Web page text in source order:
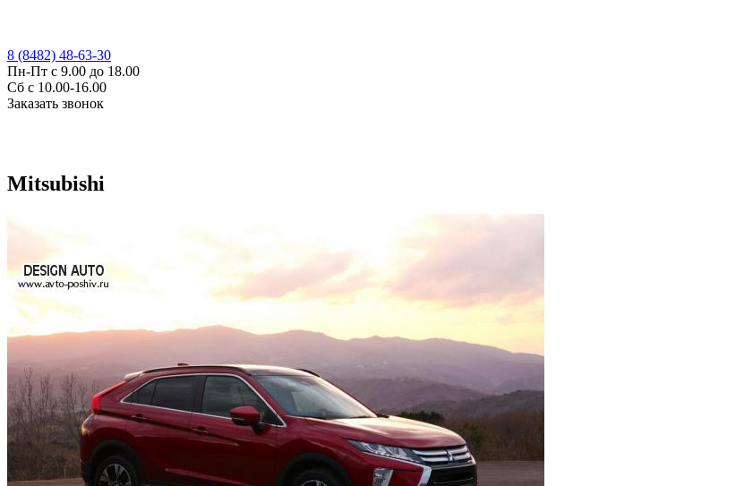
8 (8482) 48-63-30
Пн-Пт с 9.00 до 18.00
Сб с 10.00-16.00
Заказать звонок
Mitsubishi